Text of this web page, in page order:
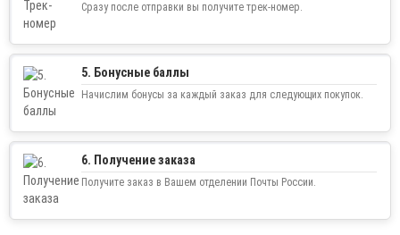
Сразу после отправки вы получите трек-номер.
5. Бонусные баллы
Начислим бонусы за каждый заказ для следующих покупок.
6. Получение заказа
Получите заказ в Вашем отделении Почты России.